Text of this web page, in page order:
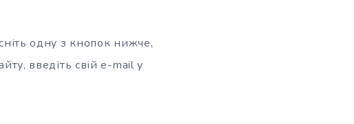
одну з кнопок нижче,
введіть свій e-mail у